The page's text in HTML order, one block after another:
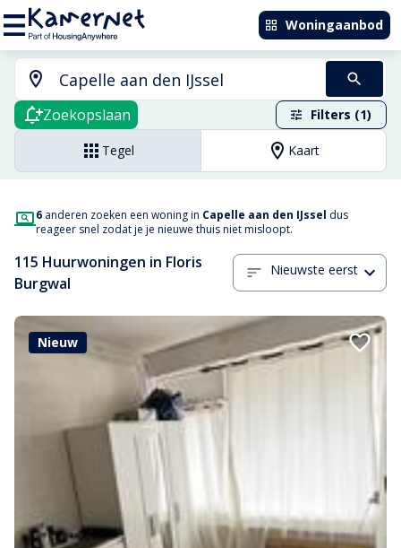
Woningaanbod
Zoekopslaan Filters (1)
Tegel Kaart
6 anderen zoeken een woning in Capelle aan den IJssel dus
reageer snel zodat je je nieuwe thuis niet misloopt.
115 Huurwoningen in Floris
Burgwal
Nieuwste eerst
Nieuw